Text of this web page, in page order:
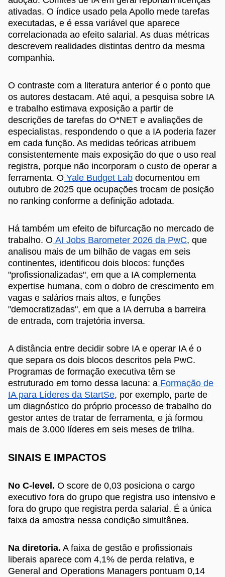
ativadas. O índice usado pela Apollo mede tarefas
executadas, e é essa variável que aparece
correlacionada ao efeito salarial. As duas métricas
descrevem realidades distintas dentro da mesma
companhia.
O contraste com a literatura anterior é o ponto que
os autores destacam. Até aqui, a pesquisa sobre IA
e trabalho estimava exposição a partir de
descrições de tarefas do O*NET e avaliações de
especialistas, respondendo o que a IA poderia fazer
em cada função. As medidas teóricas atribuem
consistentemente mais exposição do que o uso real
registra, porque não incorporam o custo de operar a
ferramenta. O Yale Budget Lab documentou em
outubro de 2025 que ocupações trocam de posição
no ranking conforme a definição adotada.
Há também um efeito de bifurcação no mercado de
trabalho. O AI Jobs Barometer 2026 da PwC, que
analisou mais de um bilhão de vagas em seis
continentes, identificou dois blocos: funções
"profissionalizadas", em que a IA complementa
expertise humana, com o dobro de crescimento em
vagas e salários mais altos, e funções
"democratizadas", em que a IA derruba a barreira
de entrada, com trajetória inversa.
A distância entre decidir sobre IA e operar IA é o
que separa os dois blocos descritos pela PwC.
Programas de formação executiva têm se
estruturado em torno dessa lacuna: a Formação de
IA para Líderes da StartSe, por exemplo, parte de
um diagnóstico do próprio processo de trabalho do
gestor antes de tratar de ferramenta, e já formou
mais de 3.000 líderes em seis meses de trilha.
SINAIS E IMPACTOS
No C-level. O score de 0,03 posiciona o cargo
executivo fora do grupo que registra uso intensivo e
fora do grupo que registra perda salarial. É a única
faixa da amostra nessa condição simultânea.
Na diretoria. A faixa de gestão e profissionais
liberais aparece com 4,1% de perda relativa, e
General and Operations Managers pontuam 0,14